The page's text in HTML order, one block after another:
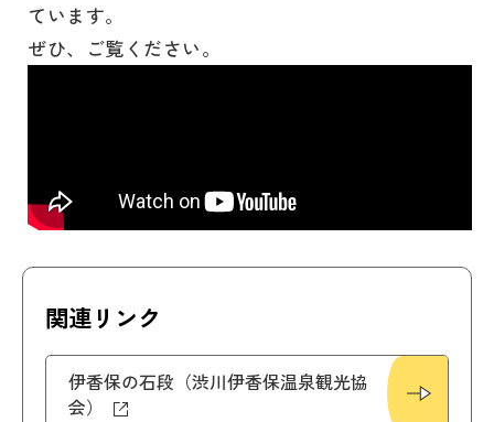
ています。
ぜひ、ご覧ください。
関連リンク
伊香保の石段（渋川伊香保温泉観光協
会）